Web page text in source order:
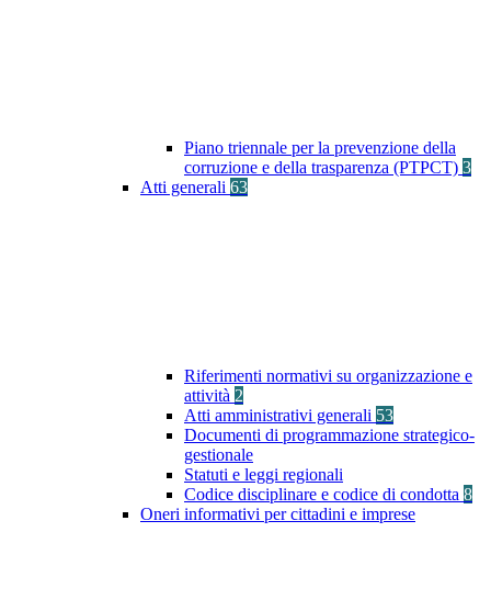
Piano triennale per la prevenzione della
corruzione e della trasparenza (PTPCT) 3
Atti generali 63
Riferimenti normativi su organizzazione e
attività 2
Atti amministrativi generali 53
Documenti di programmazione strategico-
gestionale
Statuti e leggi regionali
Codice disciplinare e codice di condotta 8
Oneri informativi per cittadini e imprese